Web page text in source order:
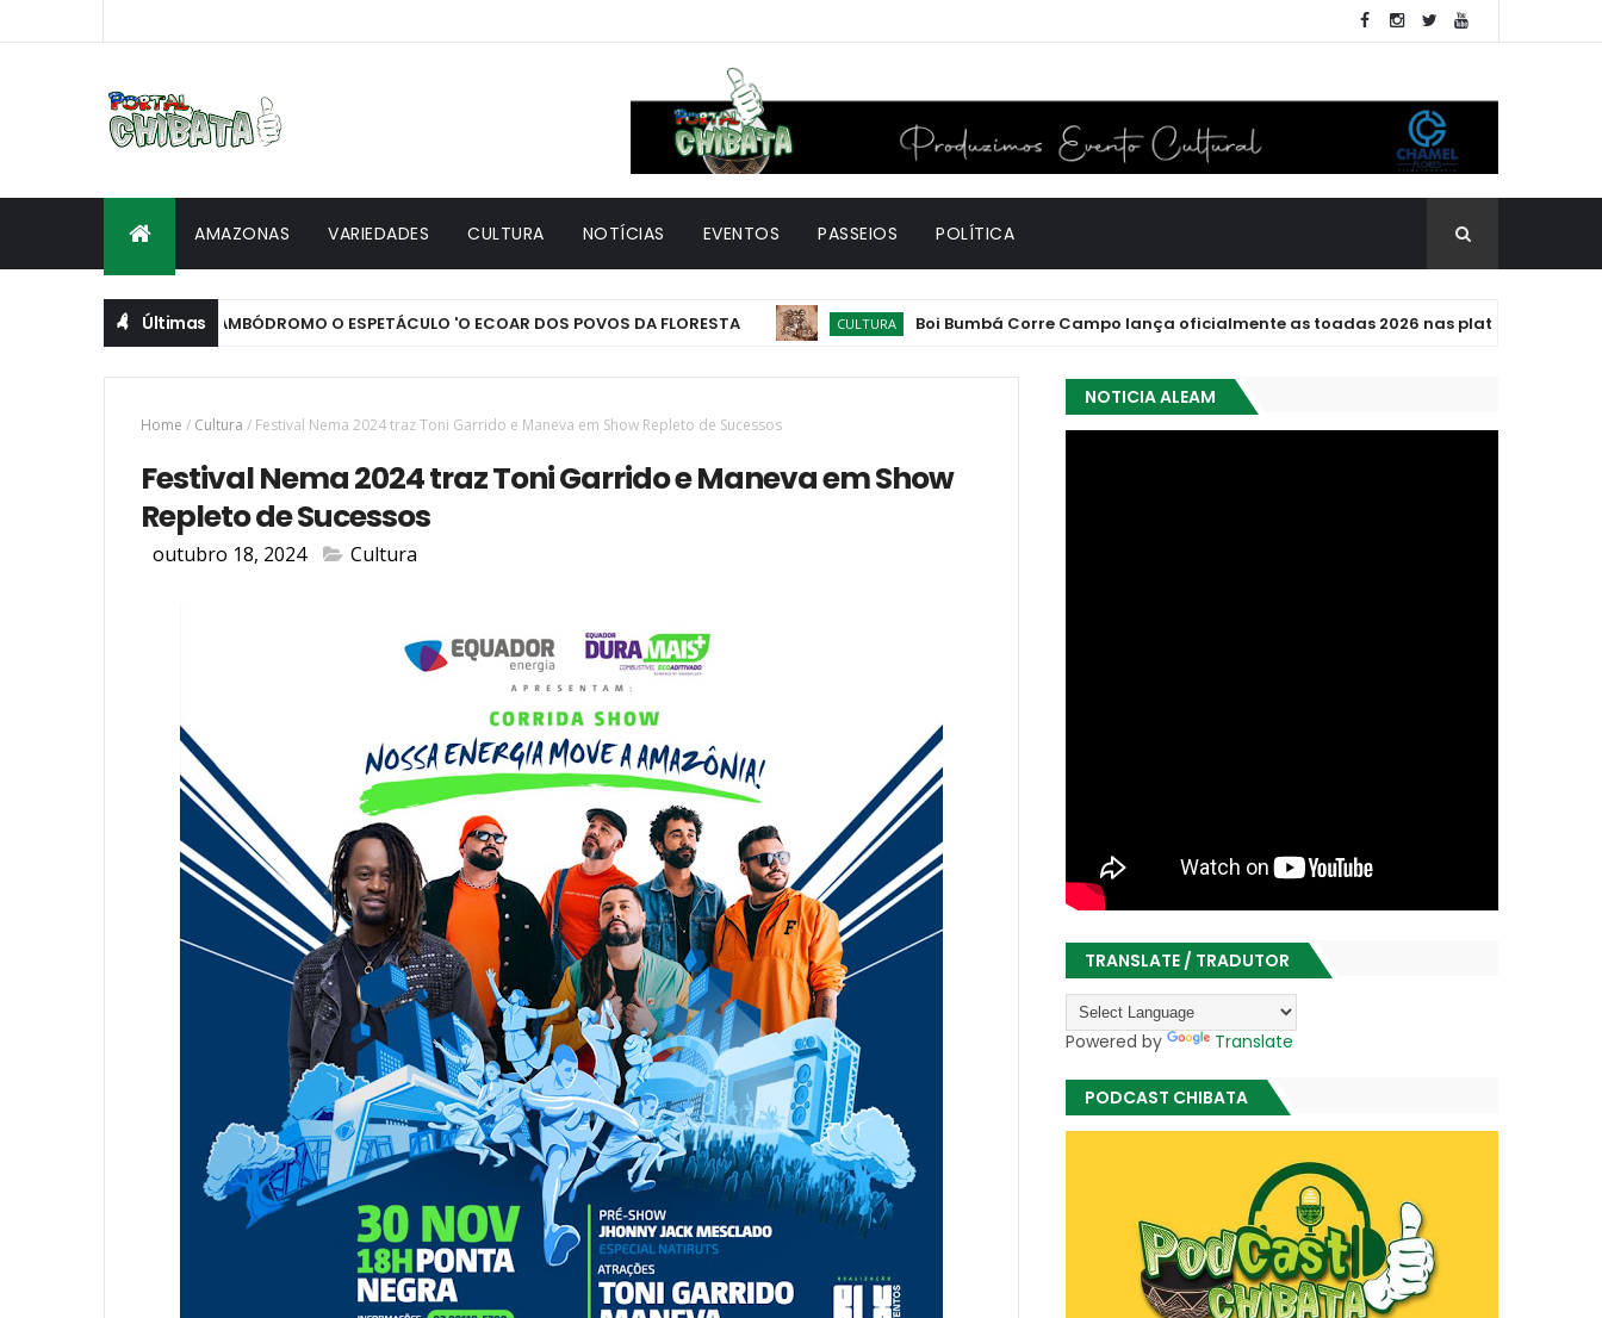
AMAZONAS VARIEDADES CULTURA NOTÍCIAS EVENTOS PASSEIOS POLÍTICA
Últimas
CAMPO LEVA AO SAMBÓDROMO O ESPETÁCULO 'O ECOAR DOS POVOS DA FLORESTA CULTURA Boi Bumbá Corre Campo lança oficialmente as toadas 2026 nas plataformas digitais
Home / Cultura / Festival Nema 2024 traz Toni Garrido e Maneva em Show Repleto de Sucessos
Festival Nema 2024 traz Toni Garrido e Maneva em Show
Repleto de Sucessos
outubro 18, 2024 Cultura
NOTICIA ALEAM
TRANSLATE / TRADUTOR
Powered by Translate
PODCAST CHIBATA